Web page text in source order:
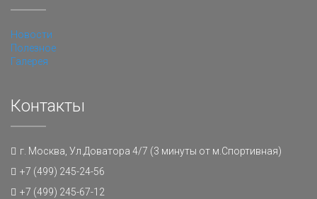
Новости
Полезное
Галерея
Контакты
г. Москва, Ул.Доватора 4/7 (3 минуты от м.Спортивная)
+7 (499) 245-24-56
+7 (499) 245-67-12